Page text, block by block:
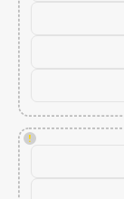
!